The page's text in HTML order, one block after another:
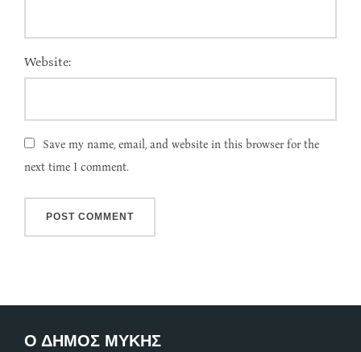
Website:
Save my name, email, and website in this browser for the
next time I comment.
Ο ΔΗΜΟΣ ΜΥΚΗΣ